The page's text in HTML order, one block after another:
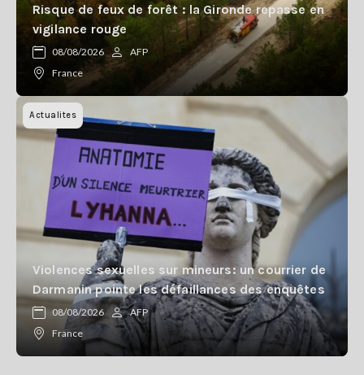
Risque de feux de forêt : la Gironde repasse en
vigilance rouge
08/08/2026
AFP
France
Actualites
Violences sexuelles sur mineurs: un courrier de
Darmanin pointe les défaillances des enquêtes
08/08/2026
AFP
France